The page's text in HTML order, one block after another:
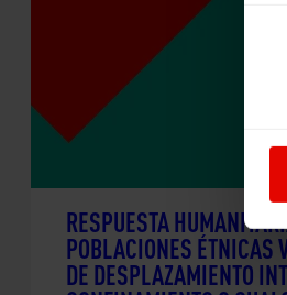
RESPUESTA
POBLACIONES ÉTNICAS
DE DESPLAZAMIENTO